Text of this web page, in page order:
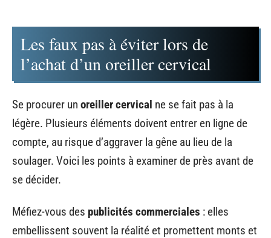
Les faux pas à éviter lors de
l’achat d’un oreiller cervical
Se procurer un oreiller cervical ne se fait pas à la
légère. Plusieurs éléments doivent entrer en ligne de
compte, au risque d’aggraver la gêne au lieu de la
soulager. Voici les points à examiner de près avant de
se décider.
Méfiez-vous des publicités commerciales : elles
embellissent souvent la réalité et promettent monts et